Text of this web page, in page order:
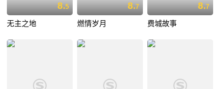
8.5
无主之地
8.7
燃情岁月
8.7
费城故事